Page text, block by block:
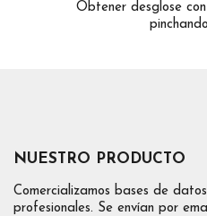
Obtener desglose
NUESTRO PRODUCTO
Comercializamos bases de
profesionales. Se envían por